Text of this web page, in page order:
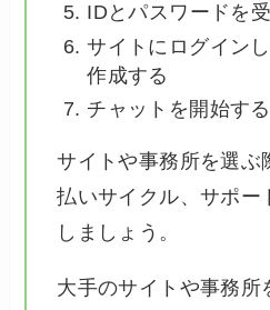
IDとパスワードを
サイトにログイン
作成する
チャットを開始する
サイトや事務所を選ぶ
払いサイクル、サポー
しましょう。
大手のサイトや事務所